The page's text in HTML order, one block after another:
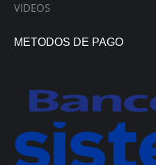
VIDEOS
METODOS DE PAGO